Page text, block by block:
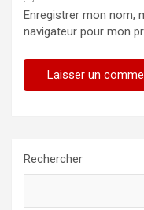
Enregistrer mon nom,
navigateur pour mon
Rechercher